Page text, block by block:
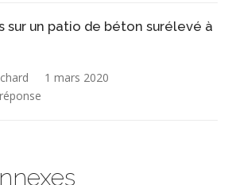
sur un patio de béton surélevé à
1 mars 2020